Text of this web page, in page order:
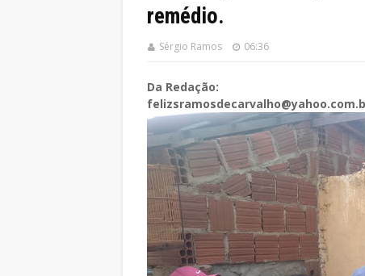
remédio.
Sérgio Ramos 06:36
Da Redação: